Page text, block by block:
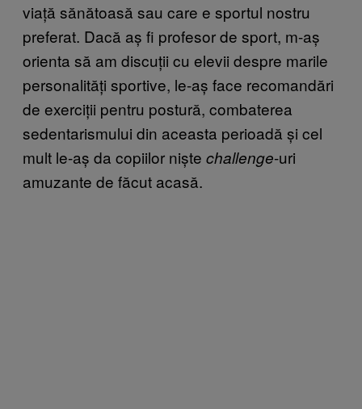
viață sănătoasă sau care e sportul nostru
preferat. Dacă aș fi profesor de sport, m-aș
orienta să am discuții cu elevii despre marile
personalități sportive, le-aș face recomandări
de exerciții pentru postură, combaterea
sedentarismului din aceasta perioadă și cel
mult le-aș da copiilor niște challenge-uri
amuzante de făcut acasă.